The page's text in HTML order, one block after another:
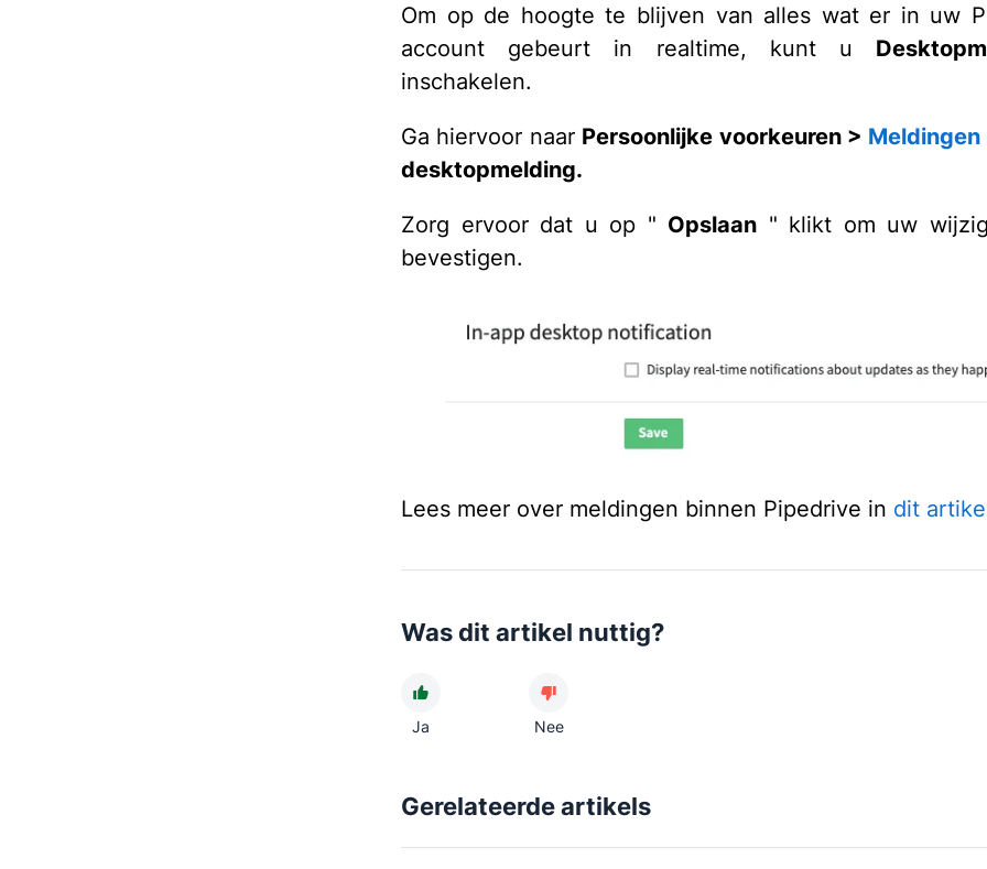
Om op de hoogte te blijven van alles wat er in uw
account gebeurt in realtime, kunt u
inschakelen.
Ga hiervoor naar Persoonlijke voorkeuren > Meldingen
desktopmelding.
Zorg ervoor dat u op " Opslaan " klikt om uw
bevestigen.
Lees meer over meldingen binnen Pipedrive in dit
Was dit artikel nuttig?
Ja Nee
Gerelateerde artikels